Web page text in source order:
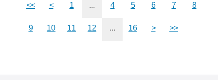
<< < 1 ... 4 5 6 7 8
9 10 11 12 ... 16 > >>